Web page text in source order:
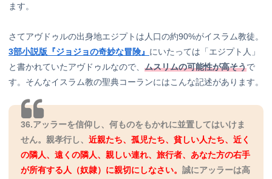
ます。
さてアヴドゥルの出身地エジプトは人口の約90%がイスラム教徒。
3部小説版『ジョジョの奇妙な冒険』 にいたっては「エジプト人」
と書かれていたアヴドゥルなので、 ムスリムの可能性が高そうで
す。そんなイスラム教の聖典コーランにはこんな記述があります。
36.アッラーを信仰し、何ものをもかれに並置してはいけま
せん。親孝行し、 近親たち、孤児たち、貧しい人たち、近く
の隣人、遠くの隣人、親しい連れ、旅行者、あなた方の右手
が所有する人（奴隷）に親切にしなさい。 誠にアッラーは高